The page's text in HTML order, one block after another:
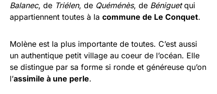
Balanec, de Triélen, de Quéménès, de Béniguetqui
appartiennent toutes à la commune de Le Conquet.
Molène est la plus importante de toutes. C’est aussi
un authentique petit village au coeur de l’océan. Elle
se distingue par sa forme si ronde et généreuse qu’on
l’assimile à une perle.